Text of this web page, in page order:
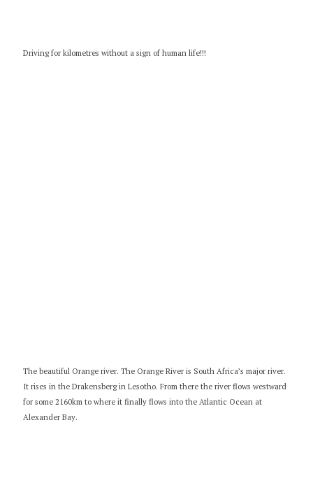
Driving for kilometres without a sign of human life!!!
The beautiful Orange river. The Orange River is South Africa’s major river.
It rises in the Drakensberg in Lesotho. From there the river flows westward
for some 2160km to where it finally flows into the Atlantic Ocean at
Alexander Bay.